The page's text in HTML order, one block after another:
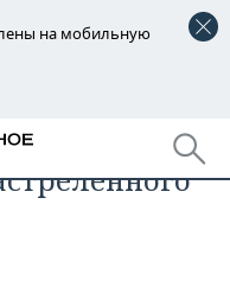
на мобильную
теракте